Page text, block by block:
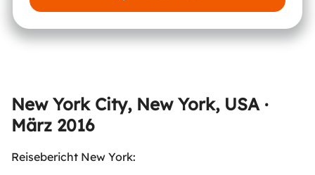
New York City, New York, USA ·
März 2016
Reisebericht New York: